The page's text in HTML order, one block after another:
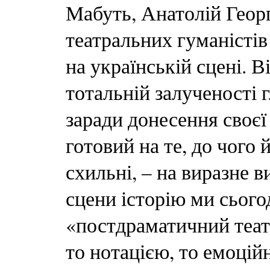
Мабуть, Анатолій
театральних
на українській сцені.
тотальній залученості
заради донесення
готовий на те, до чого
схильні, – на виразне
сцени історію ми
«постдраматичний
то нотацією, то